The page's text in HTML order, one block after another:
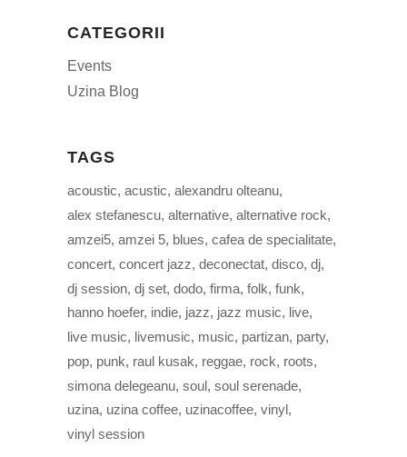
CATEGORII
Events
Uzina Blog
TAGS
acoustic acustic alexandru olteanu
alex stefanescu alternative alternative rock
amzei5 amzei 5 blues cafea de specialitate
concert concert jazz deconectat disco dj
dj session dj set dodo firma folk funk
hanno hoefer indie jazz jazz music live
live music livemusic music partizan party
pop punk raul kusak reggae rock roots
simona delegeanu soul soul serenade
uzina uzina coffee uzinacoffee vinyl
vinyl session